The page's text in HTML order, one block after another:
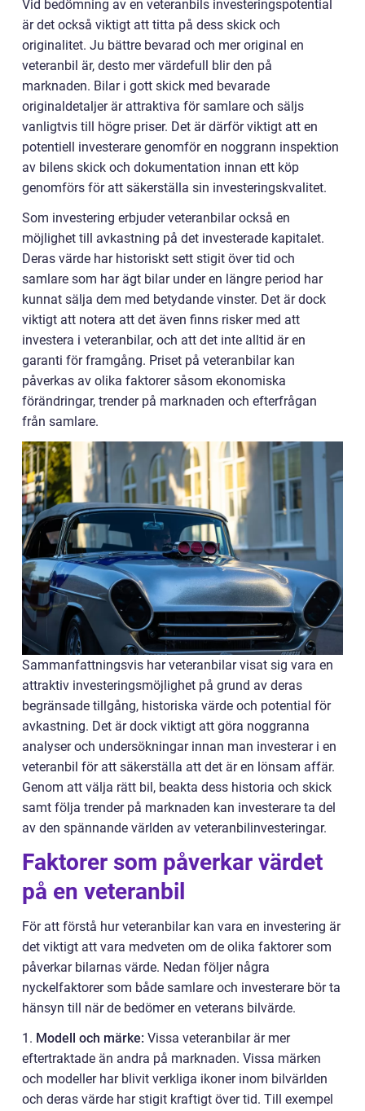
Vid bedömning av en veteranbils investeringspotential
är det också viktigt att titta på dess skick och
originalitet. Ju bättre bevarad och mer original en
veteranbil är, desto mer värdefull blir den på
marknaden. Bilar i gott skick med bevarade
originaldetaljer är attraktiva för samlare och säljs
vanligtvis till högre priser. Det är därför viktigt att en
potentiell investerare genomför en noggrann inspektion
av bilens skick och dokumentation innan ett köp
genomförs för att säkerställa sin investeringskvalitet.
Som investering erbjuder veteranbilar också en
möjlighet till avkastning på det investerade kapitalet.
Deras värde har historiskt sett stigit över tid och
samlare som har ägt bilar under en längre period har
kunnat sälja dem med betydande vinster. Det är dock
viktigt att notera att det även finns risker med att
investera i veteranbilar, och att det inte alltid är en
garanti för framgång. Priset på veteranbilar kan
påverkas av olika faktorer såsom ekonomiska
förändringar, trender på marknaden och efterfrågan
från samlare.
Sammanfattningsvis har veteranbilar visat sig vara en
attraktiv investeringsmöjlighet på grund av deras
begränsade tillgång, historiska värde och potential för
avkastning. Det är dock viktigt att göra noggranna
analyser och undersökningar innan man investerar i en
veteranbil för att säkerställa att det är en lönsam affär.
Genom att välja rätt bil, beakta dess historia och skick
samt följa trender på marknaden kan investerare ta del
av den spännande världen av veteranbilinvesteringar.
Faktorer som påverkar värdet
på en veteranbil
För att förstå hur veteranbilar kan vara en investering är
det viktigt att vara medveten om de olika faktorer som
påverkar bilarnas värde. Nedan följer några
nyckelfaktorer som både samlare och investerare bör ta
hänsyn till när de bedömer en veterans bilvärde.
1. Modell och märke: Vissa veteranbilar är mer
eftertraktade än andra på marknaden. Vissa märken
och modeller har blivit verkliga ikoner inom bilvärlden
och deras värde har stigit kraftigt över tid. Till exempel